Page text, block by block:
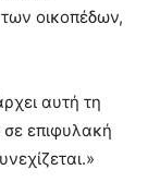
οικοπέδων,
αυτή τη
σε επιφυλακή